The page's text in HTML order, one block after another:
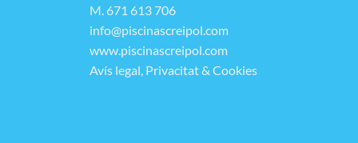
M. 671 613 706
info@piscinascreipol.com
www.piscinascreipol.com
Avís legal, Privacitat & Cookies